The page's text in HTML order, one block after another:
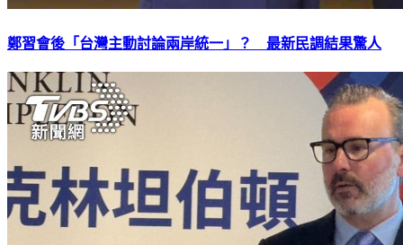
鄭習會後「台灣主動討論兩岸統一」？ 最新民調結果驚人